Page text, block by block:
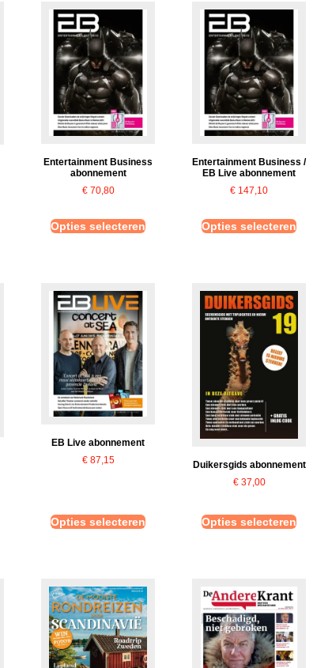
Entertainment Business
abonnement
€70,80
Opties selecteren
Entertainment Business /
EB Live abonnement
€ 147,10
Opties selecteren
EB Live abonnement
€87,15
Opties selecteren
Duikersgids abonnement
€37,00
Opties selecteren